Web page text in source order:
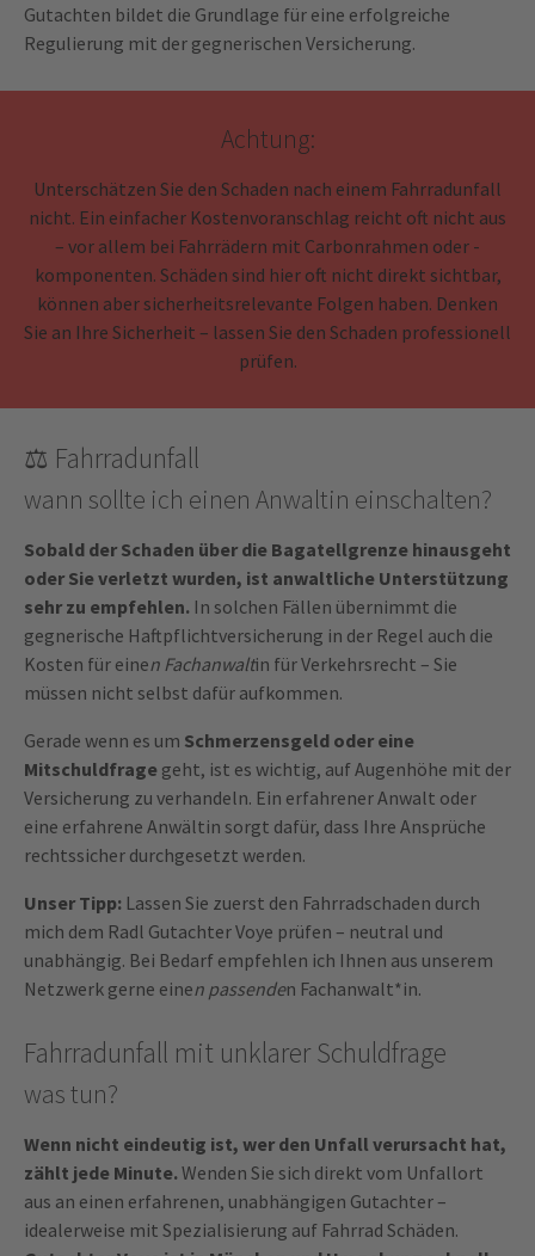
Gutachten bildet die Grundlage für eine erfolgreiche
Regulierung mit der gegnerischen Versicherung.
Achtung:
Unterschätzen Sie den Schaden nach einem Fahrradunfall
nicht. Ein einfacher Kostenvoranschlag reicht oft nicht aus
– vor allem bei Fahrrädern mit Carbonrahmen oder -
komponenten. Schäden sind hier oft nicht direkt sichtbar,
können aber sicherheitsrelevante Folgen haben. Denken
Sie an Ihre Sicherheit – lassen Sie den Schaden professionell
prüfen.
⚖️ Fahrradunfall
wann sollte ich einen Anwaltin einschalten?
Sobald der Schaden über die Bagatellgrenze hinausgeht
oder Sie verletzt wurden, ist anwaltliche Unterstützung
sehr zu empfehlen. In solchen Fällen übernimmt die
gegnerische Haftpflichtversicherung in der Regel auch die
Kosten für einen Fachanwaltin für Verkehrsrecht – Sie
müssen nicht selbst dafür aufkommen.
Gerade wenn es um Schmerzensgeld oder eine
Mitschuldfrage geht, ist es wichtig, auf Augenhöhe mit der
Versicherung zu verhandeln. Ein erfahrener Anwalt oder
eine erfahrene Anwältin sorgt dafür, dass Ihre Ansprüche
rechtssicher durchgesetzt werden.
Unser Tipp: Lassen Sie zuerst den Fahrradschaden durch
mich dem Radl Gutachter Voye prüfen – neutral und
unabhängig. Bei Bedarf empfehlen ich Ihnen aus unserem
Netzwerk gerne einen passenden Fachanwalt*in.
Fahrradunfall mit unklarer Schuldfrage
was tun?
Wenn nicht eindeutig ist, wer den Unfall verursacht hat,
zählt jede Minute.Wenden Sie sich direkt vom Unfallort
aus an einen erfahrenen, unabhängigen Gutachter –
idealerweise mit Spezialisierung auf Fahrrad Schäden.